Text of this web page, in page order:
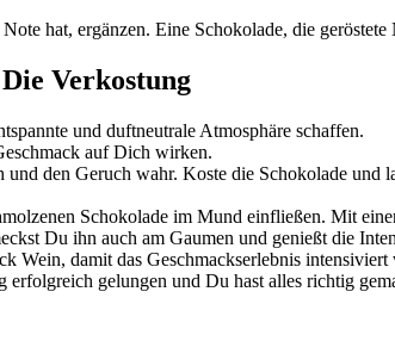
hat, ergänzen. Eine Schokolade, die
Verkostung
und duftneutrale Atmosphäre schaffen.
auf Dich wirken.
den Geruch wahr. Koste die Schokolade
Schokolade im Mund einfließen. Mit
Du ihn auch am Gaumen und genießt die
Wein, damit das Geschmackserlebnis
erfolgreich gelungen und Du hast alles richtig